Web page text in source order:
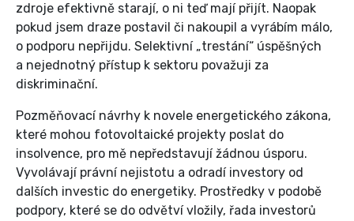
zdroje efektivně starají, o ni teď mají přijít. Naopak
pokud jsem draze postavil či nakoupil a vyrábím málo,
o podporu nepřijdu. Selektivní „trestání“ úspěšných
a nejednotný přístup k sektoru považuji za
diskriminační.
Pozměňovací návrhy k novele energetického zákona,
které mohou fotovoltaické projekty poslat do
insolvence, pro mě nepředstavují žádnou úsporu.
Vyvolávají právní nejistotu a odradí investory od
dalších investic do energetiky. Prostředky v podobě
podpory, které se do odvětví vložily, řada investorů